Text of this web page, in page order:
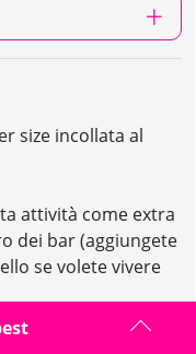
size incollata al
attività come extra
dei bar (aggiungete
se volete vivere